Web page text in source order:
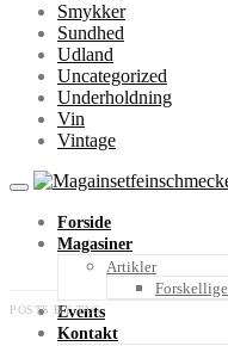
Smykker
Sundhed
Udland
Uncategorized
Underholdning
Vin
Vintage
Forside
Magasiner
Artikler
Events
Kontakt
POSTS BY TAG